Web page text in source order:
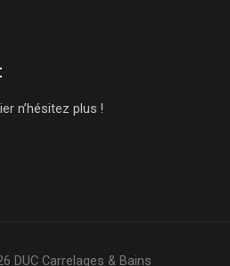
n’hésitez plus !
DUC Carrelages & Bains